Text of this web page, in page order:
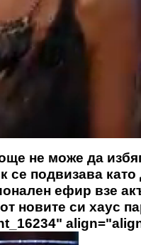
не може да
се подвизава
ефир взе
новите си хаус